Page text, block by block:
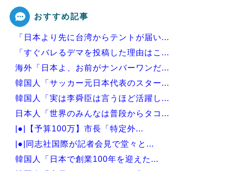
おすすめ記事
「日本より先に台湾からテントが届い...
「すぐバレるデマを投稿した理由はこ...
海外「日本よ、お前がナンバーワンだ...
韓国人「サッカー元日本代表のスター...
韓国人「実は李舜臣は言うほど活躍し...
日本人「世界のみんなは普段からタコ...
|●|【予算100万】市長「特定外...
|●|同志社国際が記者会見で堂々と...
韓国人「日本で創業100年を迎えた...